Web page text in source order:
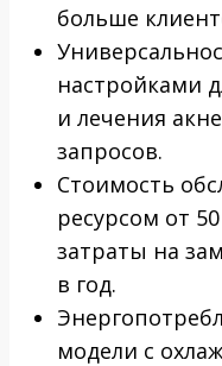
больше
настройками
и лечения
запросов.
Стоимость
ресурсом от
затраты на
в год.
модели с